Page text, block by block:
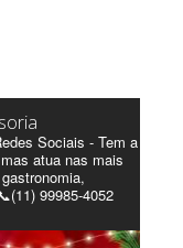
Sociais - Tem a
atua nas mais
99985-4052